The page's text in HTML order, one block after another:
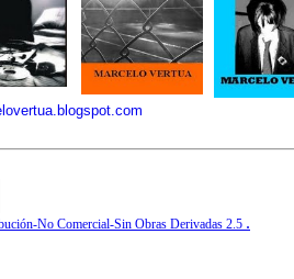
No Comercial-Sin Obras Derivadas 2.5 .